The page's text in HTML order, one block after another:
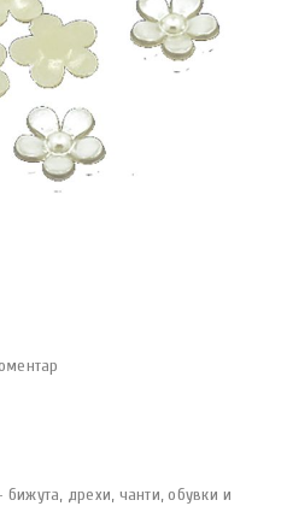
дрехи, чанти, обувки и